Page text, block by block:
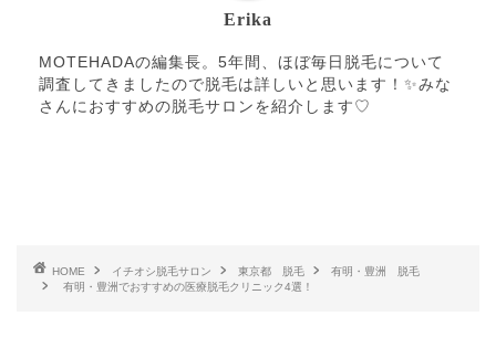
Erika
MOTEHADAの編集長。5年間、ほぼ毎日脱毛について
調査してきましたので脱毛は詳しいと思います！✨みな
さんにおすすめの脱毛サロンを紹介します♡
HOME イチオシ脱毛サロン 東京都 脱毛
有明・豊洲 脱毛
有明・豊洲でおすすめの医療脱毛クリニック4選！